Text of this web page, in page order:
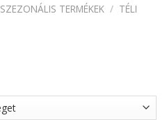
SZEZONÁLIS TERMÉKEK / TÉLI